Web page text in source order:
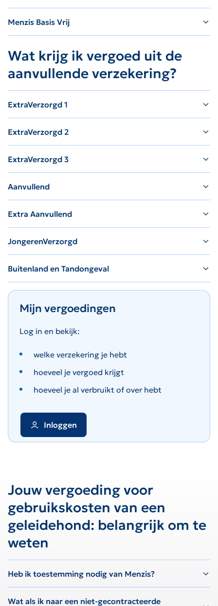
Menzis Basis Vrij
Wat krijg ik vergoed uit de
aanvullende verzekering?
ExtraVerzorgd 1
ExtraVerzorgd 2
ExtraVerzorgd 3
Aanvullend
Extra Aanvullend
JongerenVerzorgd
Buitenland en Tandongeval
Mijn vergoedingen
Log in en bekijk:
welke verzekering je hebt
hoeveel je vergoed krijgt
hoeveel je al verbruikt of over hebt
Inloggen
Jouw vergoeding voor
gebruikskosten van een
geleidehond: belangrijk om te
weten
Heb ik toestemming nodig van Menzis?
Wat als ik naar een niet-gecontracteerde